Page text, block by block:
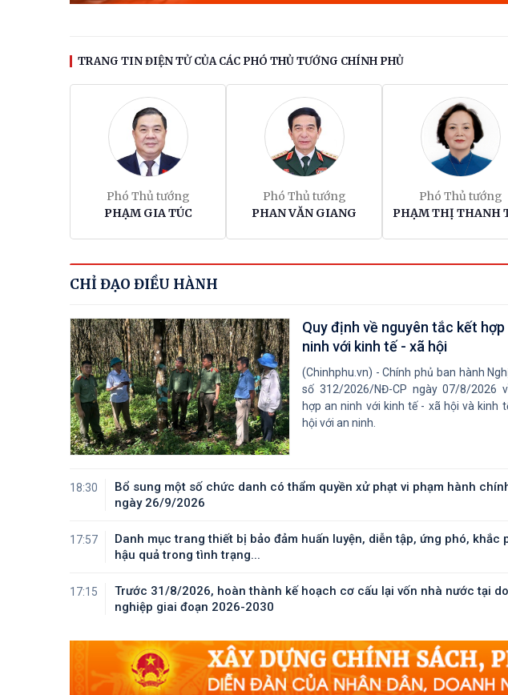
TRANG TIN ĐIỆN TỬ CỦA CÁC PHÓ THỦ TƯỚNG CHÍNH PHỦ
Phó Thủ tướng
PHẠM GIA TÚC
Phó Thủ tướng
PHAN VĂN GIANG
Phó Thủ tướng
PHẠM THỊ THANH
CHỈ ĐẠO ĐIỀU HÀNH
Quy định về nguyên tắc kết hợp
ninh với kinh tế - xã hội
(Chinhphu.vn) - Chính phủ ban hành
số 312/2026/NĐ-CP ngày 07/8/2026
hợp an ninh với kinh tế - xã hội và kinh
hội với an ninh.
18:30
Bổ sung một số chức danh có thẩm quyền xử phạt vi phạm hành
ngày 26/9/2026
17:57
Danh mục trang thiết bị bảo đảm huấn luyện, diễn tập, ứng phó, khắc
hậu quả trong tình trạng...
17:15
Trước 31/8/2026, hoàn thành kế hoạch cơ cấu lại vốn nhà nước tại
nghiệp giai đoạn 2026-2030